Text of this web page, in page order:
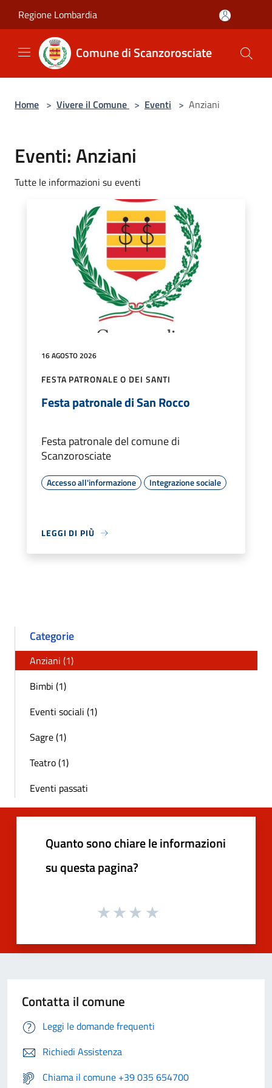
Regione Lombardia
Comune di Scanzorosciate
Home > Vivere il Comune > Eventi > Anziani
Eventi: Anziani
Tutte le informazioni su eventi
16 AGOSTO 2026
FESTA PATRONALE O DEI SANTI
Festa patronale di San Rocco
Festa patronale del comune di
Scanzorosciate
Accesso all'informazione Integrazione sociale
LEGGI DI PIÙ
Categorie
Anziani (1)
Bimbi (1)
Eventi sociali (1)
Sagre (1)
Teatro (1)
Eventi passati
Quanto sono chiare le informazioni
su questa pagina?
Contatta il comune
Leggi le domande frequenti
Richiedi Assistenza
Chiama il comune +39 035 654700